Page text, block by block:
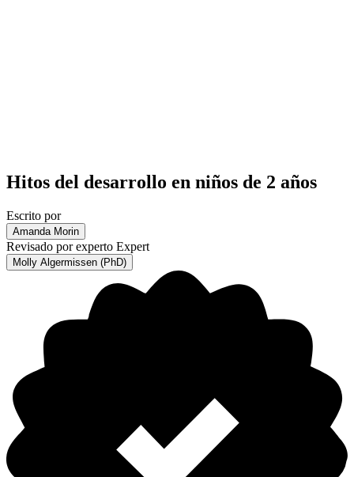
Hitos del desarrollo en niños de 2 años
Escrito por
Amanda Morin
Revisado por experto Expert
Molly Algermissen (PhD)